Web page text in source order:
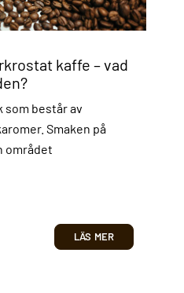
kaffe – vad
som består av
Smaken på
området
LÄS MER